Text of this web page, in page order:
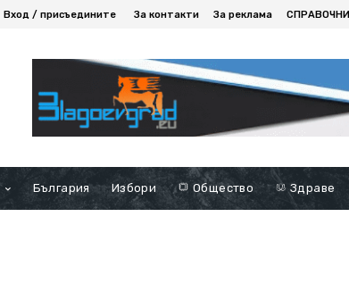
Вход / присъедините За контакти За реклама
България Избори Общество Здраве